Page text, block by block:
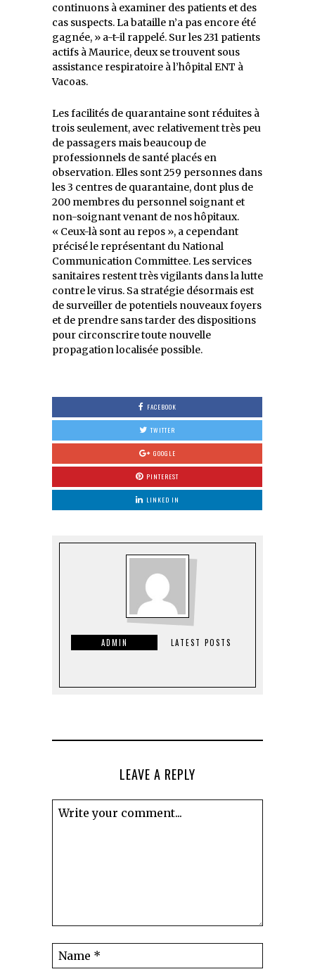
continuons à examiner des patients et des
cas suspects. La bataille n’a pas encore été
gagnée, » a-t-il rappelé. Sur les 231 patients
actifs à Maurice, deux se trouvent sous
assistance respiratoire à l’hôpital ENT à
Vacoas.
Les facilités de quarantaine sont réduites à
trois seulement, avec relativement très peu
de passagers mais beaucoup de
professionnels de santé placés en
observation. Elles sont 259 personnes dans
les 3 centres de quarantaine, dont plus de
200 membres du personnel soignant et
non-soignant venant de nos hôpitaux.
« Ceux-là sont au repos », a cependant
précisé le représentant du National
Communication Committee. Les services
sanitaires restent très vigilants dans la lutte
contre le virus. Sa stratégie désormais est
de surveiller de potentiels nouveaux foyers
et de prendre sans tarder des dispositions
pour circonscrire toute nouvelle
propagation localisée possible.
FACEBOOK
TWITTER
GOOGLE
PINTEREST
LINKED IN
ADMIN LATEST POSTS
LEAVE A REPLY